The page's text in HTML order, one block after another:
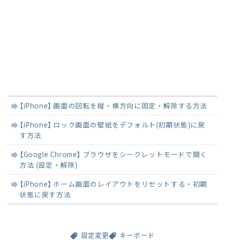
連
事
【iPhone】 画面の回転を縦・横方向に固定・解除する方法
【iPhone】 ロック画面の壁紙をデフォルト(初期状態)に戻
す方法
【Google Chrome】 ブラウザをシークレットモードで開く
方法 (設定・解除)
【iPhone】 ホーム画面のレイアウトをリセットする・初期
状態に戻す方法
設定変更 キーボード